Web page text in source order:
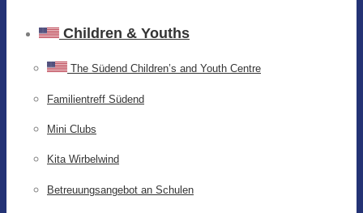
Children & Youths
The Südend Children’s and Youth Centre
Familientreff Südend
Mini Clubs
Kita Wirbelwind
Betreuungsangebot an Schulen